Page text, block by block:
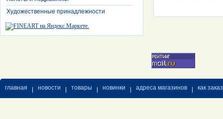
Художественные принадлежности
главная новости товары новинки адреса магазинов как